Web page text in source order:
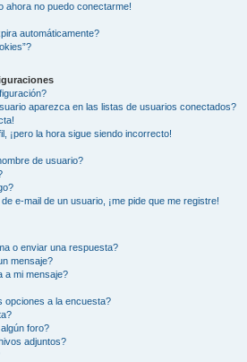
ahora no puedo conectarme!
automáticamente?
aparezca en las listas de usuarios conectados?
¡pero la hora sigue siendo incorrecto!
de usuario?
e-mail de un usuario, ¡me pide que me registre!
o enviar una respuesta?
mensaje?
a mi mensaje?
opciones a la encuesta?
foro?
adjuntos?